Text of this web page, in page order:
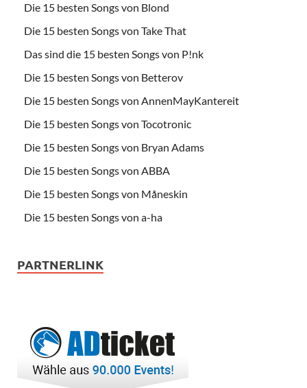
Die 15 besten Songs von Blond
Die 15 besten Songs von Take That
Das sind die 15 besten Songs von P!nk
Die 15 besten Songs von Betterov
Die 15 besten Songs von AnnenMayKantereit
Die 15 besten Songs von Tocotronic
Die 15 besten Songs von Bryan Adams
Die 15 besten Songs von ABBA
Die 15 besten Songs von Måneskin
Die 15 besten Songs von a-ha
PARTNERLINK